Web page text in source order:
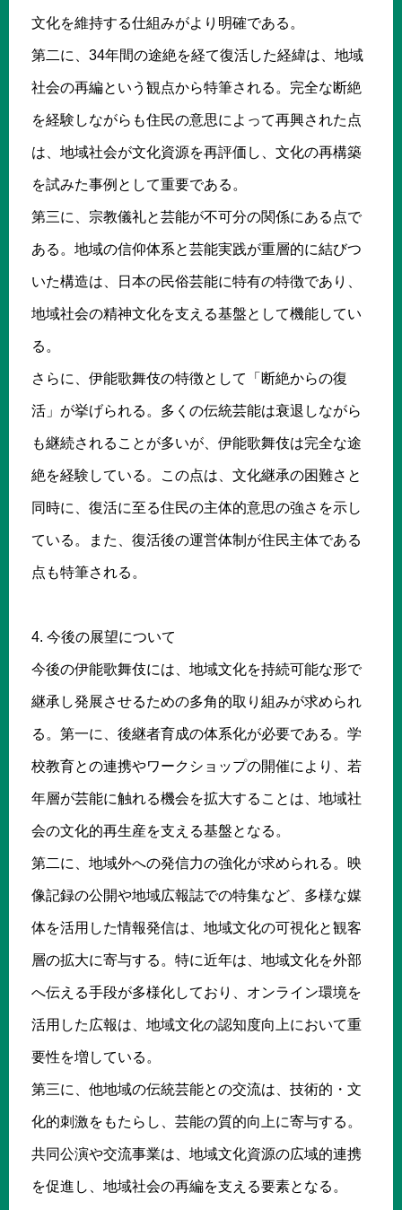
文化を維持する仕組みがより明確である。
第二に、34年間の途絶を経て復活した経緯は、地域
社会の再編という観点から特筆される。完全な断絶
を経験しながらも住民の意思によって再興された点
は、地域社会が文化資源を再評価し、文化の再構築
を試みた事例として重要である。
第三に、宗教儀礼と芸能が不可分の関係にある点で
ある。地域の信仰体系と芸能実践が重層的に結びつ
いた構造は、日本の民俗芸能に特有の特徴であり、
地域社会の精神文化を支える基盤として機能してい
る。
さらに、伊能歌舞伎の特徴として「断絶からの復
活」が挙げられる。多くの伝統芸能は衰退しながら
も継続されることが多いが、伊能歌舞伎は完全な途
絶を経験している。この点は、文化継承の困難さと
同時に、復活に至る住民の主体的意思の強さを示し
ている。また、復活後の運営体制が住民主体である
点も特筆される。
4. 今後の展望について
今後の伊能歌舞伎には、地域文化を持続可能な形で
継承し発展させるための多角的取り組みが求められ
る。第一に、後継者育成の体系化が必要である。学
校教育との連携やワークショップの開催により、若
年層が芸能に触れる機会を拡大することは、地域社
会の文化的再生産を支える基盤となる。
第二に、地域外への発信力の強化が求められる。映
像記録の公開や地域広報誌での特集など、多様な媒
体を活用した情報発信は、地域文化の可視化と観客
層の拡大に寄与する。特に近年は、地域文化を外部
へ伝える手段が多様化しており、オンライン環境を
活用した広報は、地域文化の認知度向上において重
要性を増している。
第三に、他地域の伝統芸能との交流は、技術的・文
化的刺激をもたらし、芸能の質的向上に寄与する。
共同公演や交流事業は、地域文化資源の広域的連携
を促進し、地域社会の再編を支える要素となる。